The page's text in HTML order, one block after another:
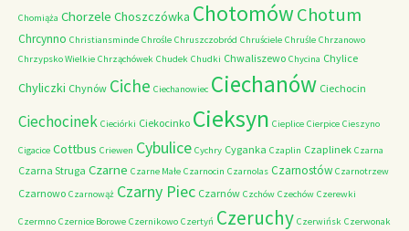
Chomiąża Chorzele Choszczówka ChotomówChotum
Chrcynno Christiansminde Chrośle Chruszczobród Chruściele Chruśle Chrzanowo
Chrzypsko Wielkie Chrząchówek Chudek Chudki Chwaliszewo Chycina Chylice
Chyliczki Chynów Ciche Ciechanowiec Ciechanów Ciechocin
Ciechocinek Cieciórki Ciekocinko Cieksyn Cieplice Cierpice Cieszyno
Cigacice Cottbus Criewen Cybulice Cychry Cyganka Czaplin Czaplinek Czarna
Czarna Struga Czarne Czarne Małe Czarnocin Czarnolas Czarnostów Czarnotrzew
Czarnowo Czarnowąż Czarny Piec Czarnów Czchów Czechów Czerewki
Czermno Czernice Borowe Czernikowo Czertyń Czeruchy Czerwińsk Czerwonak